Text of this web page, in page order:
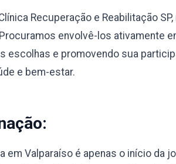
Recuperação e Reabilitação
envolvê-los ativamente
escolhas e promovendo sua
e bem-estar.
Valparaíso é apenas o início da